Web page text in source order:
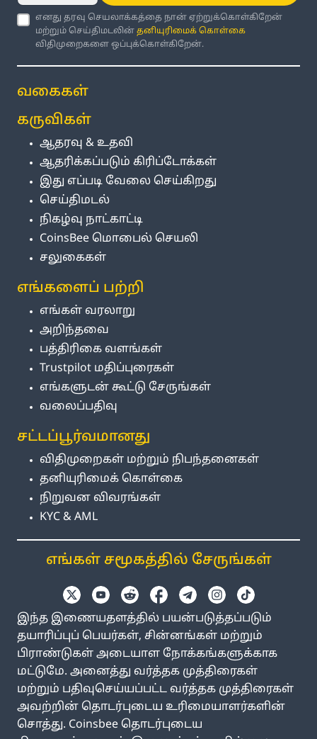
எனது தரவு செயலாக்கத்தை நான் ஏற்றுக்கொள்கிறேன்
மற்றும் செய்திமடலின்தனியுரிமைக் கொள்கை
விதிமுறைகளை ஒப்புக்கொள்கிறேன்.
வகைகள்
கருவிகள்
ஆதரவு & உதவி
ஆதரிக்கப்படும் கிரிப்டோக்கள்
இது எப்படி வேலை செய்கிறது
செய்திமடல்
நிகழ்வு நாட்காட்டி
CoinsBee மொபைல் செயலி
சலுகைகள்
எங்களைப் பற்றி
எங்கள் வரலாறு
அறிந்தவை
பத்திரிகை வளங்கள்
Trustpilot மதிப்புரைகள்
எங்களுடன் கூட்டு சேருங்கள்
வலைப்பதிவு
சட்டப்பூர்வமானது
விதிமுறைகள் மற்றும் நிபந்தனைகள்
தனியுரிமைக் கொள்கை
நிறுவன விவரங்கள்
KYC & AML
எங்கள் சமூகத்தில் சேருங்கள்
இந்த இணையதளத்தில் பயன்படுத்தப்படும்
தயாரிப்புப் பெயர்கள், சின்னங்கள் மற்றும்
பிராண்டுகள் அடையாள நோக்கங்களுக்காக
மட்டுமே. அனைத்து வர்த்தக முத்திரைகள்
மற்றும் பதிவுசெய்யப்பட்ட வர்த்தக முத்திரைகள்
அவற்றின் தொடர்புடைய உரிமையாளர்களின்
சொத்து. Coinsbee தொடர்புடைய